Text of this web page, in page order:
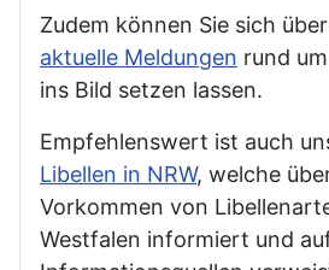
Zudem können Sie sich über
aktuelle Meldungen rund
ins Bild setzen lassen.
Empfehlenswert ist auch
Libellen in NRW, welche
Vorkommen von
Westfalen informiert und